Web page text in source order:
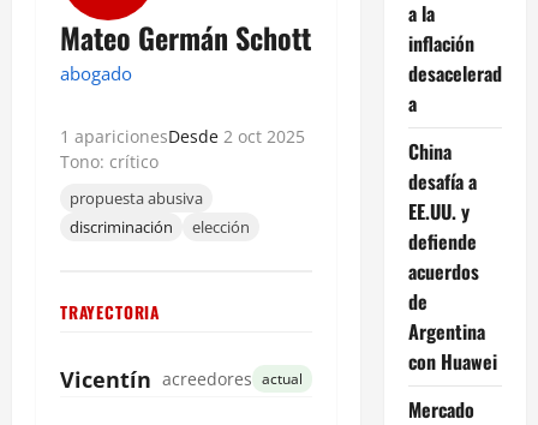
Mateo Germán Schott
abogado
1 aparicionesDesde 2 oct 2025
Tono: crítico
propuesta abusiva
discriminación
elección
TRAYECTORIA
Vicentín acreedores actual
a la
inflación
desacelerad
a
China
desafía a
EE.UU. y
defiende
acuerdos
de
Argentina
con Huawei
Mercado